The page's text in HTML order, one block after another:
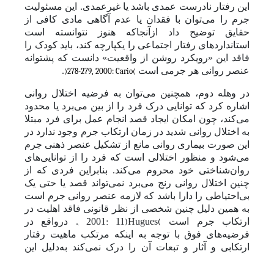
این رفتار نادرست عمدی باشد یا غیرعمدی. این مسئولیت
جرم را
می‌توان با فقدان یا عدم آگاهی مادی کافی از
حقایق توضیح داد از‌آنجا‌که هنوز نتوانسته است
استانداردهای رفتار اجتماعی را یکپارچه کند، باید کودک را
فاقد این «رویکرد روشن‌ از واقعیت» دانست که پشتوانه
عنصر روانی هر جرمی است (
Cario
, 2000:
278-279
)
.
در وهله دوم، همچنین می‌توان به فرضیه اختلال روانی
اشاره کرد که توانایی درک فرد را از بین می‌برد یا محدود
می‌کند، چون امکان ایجاد قصد انجام عمل برای فرد مبتلا
به اختلال روانی شدید در زمان ارتکاب جرم وجود ندارد در
این صورت بیماری روانی مانع از تشکیل عنصر ذهنی جرم
می‌شود و منظور اختلالی است که فرد را از توانایی‌های
روان‌شناختی خود محروم می‌کند. بنابراین فردی که از
چنین اختلال روانی رنج می‌برد نمی‌تواند قصد یا حتی یک
بی‌احتیاطی را دارا باشد که لازمه عنصر روانی جرم است
به همین دلیل چنین شخصی از نظر قانونی فاقد اهلیت در
ارتکاب جرم است
(
Hugues
, 2001: 11). در‌واقع در
فرضیه‌های فوق با توجه به اینکه مرتکب ماهیت رفتار
ارتکابی و آثار و تبعات آن را درک نمی‌کند به‌‌دلیل این